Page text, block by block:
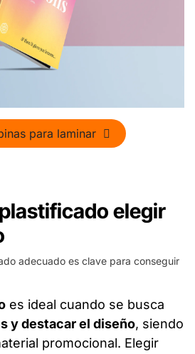
para laminar
elegir
adecuado es clave para conseguir
es ideal cuando se busca
y destacar el diseño, siendo
promocional. Elegir